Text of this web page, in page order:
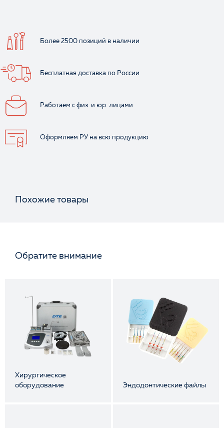
Более 2500 позиций в наличии
Бесплатная доставка по России
Работаем с физ. и юр. лицами
Оформляем РУ на всю продукцию
Похожие товары
Обратите внимание
Хирургическое
оборудование
Эндодонтические файлы